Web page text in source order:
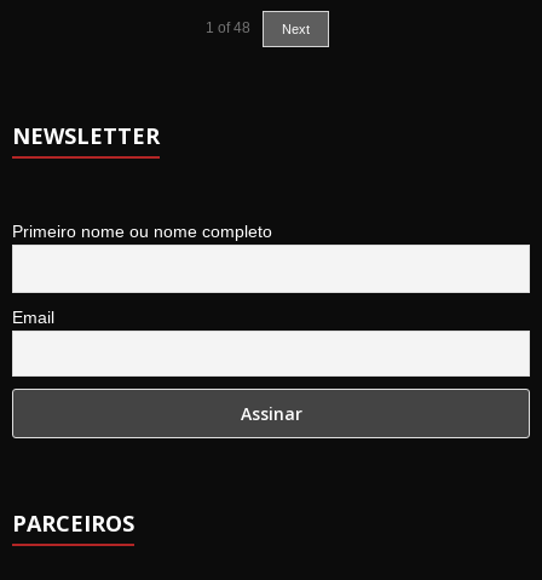
1 of 48 Next
NEWSLETTER
Primeiro nome ou nome completo
Email
PARCEIROS